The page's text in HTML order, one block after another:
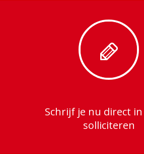
Schrijf je nu direct
solliciteren